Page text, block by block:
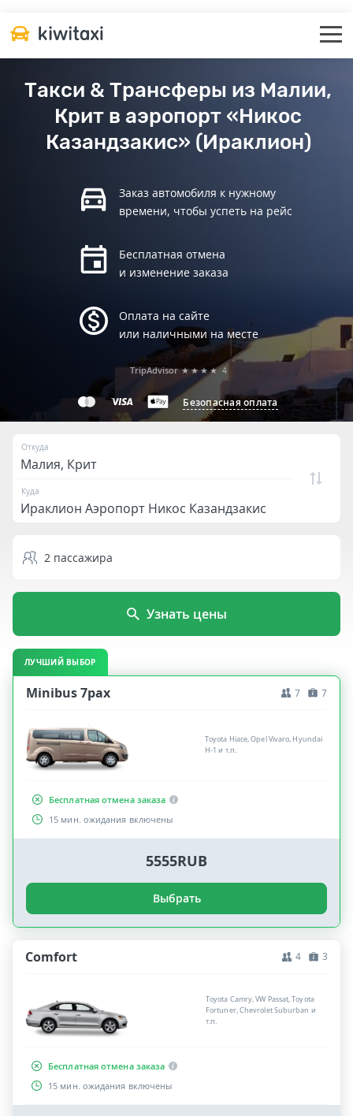
Такси & Трансферы из Малии,
Крит в аэропорт «Никос
Казандзакис» (Ираклион)
Заказ автомобиля к нужному
времени, чтобы успеть на рейс
Бесплатная отмена
и изменение заказа
Оплата на сайте
или наличными на месте
Безопасная оплата
TripAdvisor ★★★★ 4
Откуда
Куда
2 пассажира
Узнать цены
ЛУЧШИЙ ВЫБОР
Minibus 7pax 7 7
Toyota Hiace, Opel Vivaro, Hyundai
H-1 и т.п.
Бесплатная отмена заказа
15 мин. ожидания включены
5555RUB
Выбрать
Comfort 4 3
Toyota Camry, VW Passat, Toyota
Fortuner, Chevrolet Suburban и
т.п.
Бесплатная отмена заказа
15 мин. ожидания включены